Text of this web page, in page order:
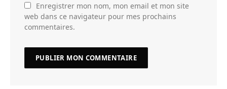
Enregistrer mon nom, mon email et mon site
web dans ce navigateur pour mes prochains
commentaires.